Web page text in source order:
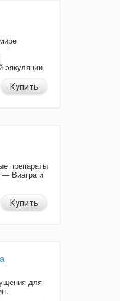
эякуляции.
Купить
препараты
— Виагра и
Купить
для